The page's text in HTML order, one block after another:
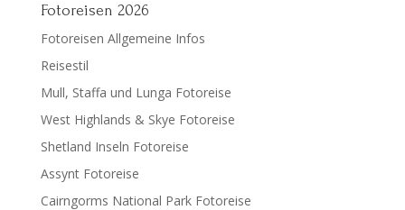
Fotoreisen 2026
Fotoreisen Allgemeine Infos
Reisestil
Mull, Staffa und Lunga Fotoreise
West Highlands & Skye Fotoreise
Shetland Inseln Fotoreise
Assynt Fotoreise
Cairngorms National Park Fotoreise